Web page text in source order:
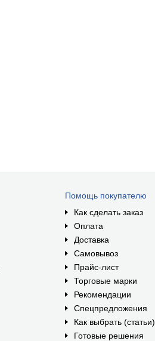
Помощь покупателю
Как сделать заказ
Оплата
Доставка
Самовывоз
Прайс-лист
Торговые марки
Рекомендации
Спецпредложения
Как выбрать (статьи)
Готовые решения